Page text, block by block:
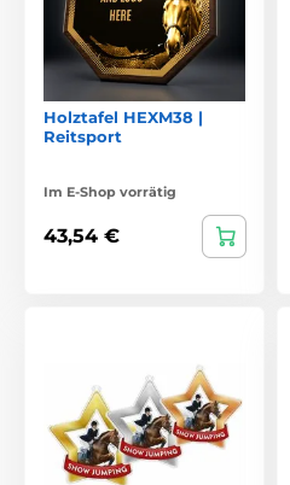
Holztafel HEXM38 |
Reitsport
Im E-Shop vorrätig
43,54 €